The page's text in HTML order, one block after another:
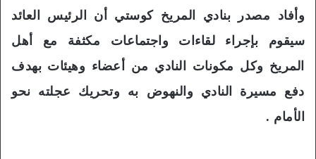
وأفاد مصدر بنادي المريخ كوستي أن الرئيس العائد
سيقوم بإجراء لقاءات واجتماعات مكثفة مع أهل
المريخ وكل مكونات النادي من أعضاء وهيئات بهدف
دفع مسيرة النادي والنهوض به وتحريك عجلته نحو
الأمام .